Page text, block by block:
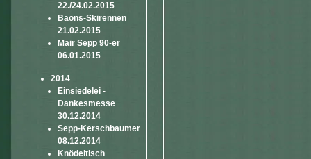
22./24.02.2015
Baons-Skirennen
21.02.2015
Mair Sepp 90-er
06.01.2015
2014
Einsiedelei -
Dankesmesse
30.12.2014
Sepp-Kerschbaumer
08.12.2014
Knödeltisch